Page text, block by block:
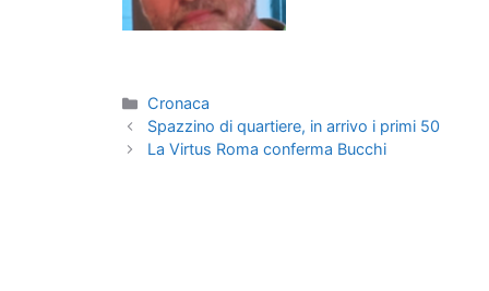
Categorie
Cronaca
Spazzino di quartiere, in arrivo i primi 50
La Virtus Roma conferma Bucchi